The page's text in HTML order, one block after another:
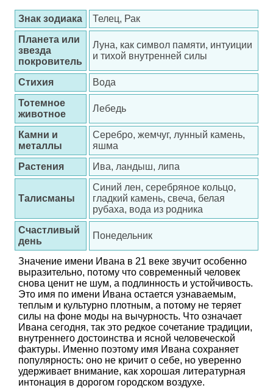
Знак зодиака
Телец, Рак
Планета или
звезда
покровитель
Луна, как символ памяти, интуиции
и тихой внутренней силы
Стихия
Вода
Тотемное
животное
Лебедь
Камни и
металлы
Серебро, жемчуг, лунный камень,
яшма
Растения
Ива, ландыш, липа
Талисманы
Синий лен, серебряное кольцо,
гладкий камень, свеча, белая
рубаха, вода из родника
Счастливый
день
Понедельник
Значение имени Ивана в 21 веке звучит особенно
выразительно, потому что современный человек
снова ценит не шум, а подлинность и устойчивость.
Это имя по имени Ивана остается узнаваемым,
теплым и культурно плотным, а потому не теряет
силы на фоне моды на вычурность. Что означает
Ивана сегодня, так это редкое сочетание традиции,
внутреннего достоинства и ясной человеческой
фактуры. Именно поэтому имя Ивана сохраняет
популярность: оно не кричит о себе, но уверенно
удерживает внимание, как хорошая литературная
интонация в дорогом городском воздухе.